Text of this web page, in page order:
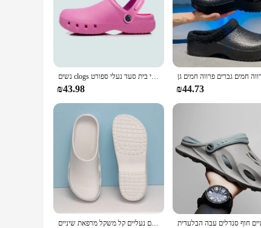
נשים clogs רפואי לחיות מחמד בית חולים סיעודי נעלי בית סעד נעלי בית סעד נעלי ספורט
₪43.98 ₪44.73
חם מרפאת ניתוח נעליים נעליים קל משקל מרפאת שיניים clogs נגד החלקה אחות אנטי החלקה נעלי בית גב זול clogs 5x038-08